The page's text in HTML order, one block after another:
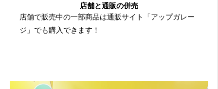
店舗と通販の併売
店舗で販売中の一部商品は通販サイト「アップガレー
ジ」でも購入できます！